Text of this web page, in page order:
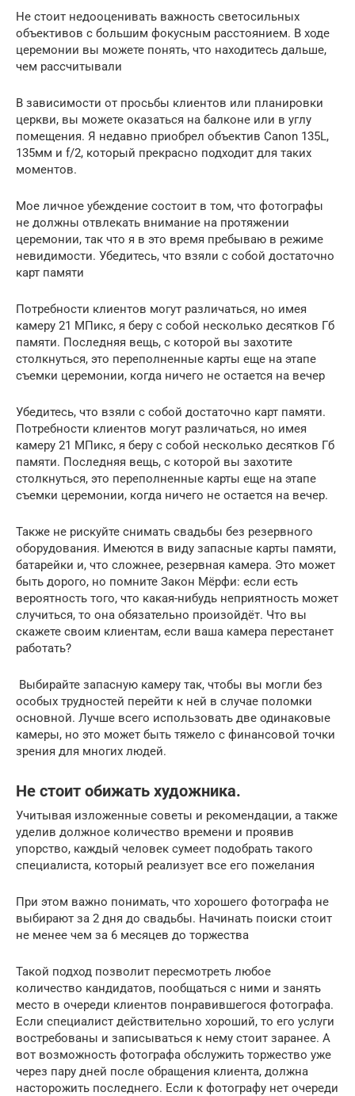
Не стоит недооценивать важность светосильных
объективов с большим фокусным расстоянием. В ходе
церемонии вы можете понять, что находитесь дальше,
чем рассчитывали
В зависимости от просьбы клиентов или планировки
церкви, вы можете оказаться на балконе или в углу
помещения. Я недавно приобрел объектив Canon 135L,
135мм и f/2, который прекрасно подходит для таких
моментов.
Мое личное убеждение состоит в том, что фотографы
не должны отвлекать внимание на протяжении
церемонии, так что я в это время пребываю в режиме
невидимости. Убедитесь, что взяли с собой достаточно
карт памяти
Потребности клиентов могут различаться, но имея
камеру 21 МПикс, я беру с собой несколько десятков Гб
памяти. Последняя вещь, с которой вы захотите
столкнуться, это переполненные карты еще на этапе
съемки церемонии, когда ничего не остается на вечер
Убедитесь, что взяли с собой достаточно карт памяти.
Потребности клиентов могут различаться, но имея
камеру 21 МПикс, я беру с собой несколько десятков Гб
памяти. Последняя вещь, с которой вы захотите
столкнуться, это переполненные карты еще на этапе
съемки церемонии, когда ничего не остается на вечер.
Также не рискуйте снимать свадьбы без резервного
оборудования. Имеются в виду запасные карты памяти,
батарейки и, что сложнее, резервная камера. Это может
быть дорого, но помните Закон Мёрфи: если есть
вероятность того, что какая-нибудь неприятность может
случиться, то она обязательно произойдёт. Что вы
скажете своим клиентам, если ваша камера перестанет
работать?
Выбирайте запасную камеру так, чтобы вы могли без
особых трудностей перейти к ней в случае поломки
основной. Лучше всего использовать две одинаковые
камеры, но это может быть тяжело с финансовой точки
зрения для многих людей.
Не стоит обижать художника.
Учитывая изложенные советы и рекомендации, а также
уделив должное количество времени и проявив
упорство, каждый человек сумеет подобрать такого
специалиста, который реализует все его пожелания
При этом важно понимать, что хорошего фотографа не
выбирают за 2 дня до свадьбы. Начинать поиски стоит
не менее чем за 6 месяцев до торжества
Такой подход позволит пересмотреть любое
количество кандидатов, пообщаться с ними и занять
место в очереди клиентов понравившегося фотографа.
Если специалист действительно хороший, то его услуги
востребованы и записываться к нему стоит заранее. А
вот возможность фотографа обслужить торжество уже
через пару дней после обращения клиента, должна
насторожить последнего. Если к фотографу нет очереди